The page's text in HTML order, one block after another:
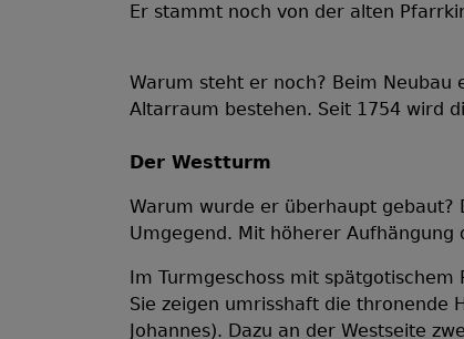
Er stammt noch von der alten
Warum steht er noch? Beim Neubau
Altarraum bestehen. Seit 1754 wird
Der
Warum wurde er überhaupt gebaut?
Umgegend. Mit höherer
Im Turmgeschoss mit
Sie zeigen umrisshaft die thronende
Johannes). Dazu an der Westseite